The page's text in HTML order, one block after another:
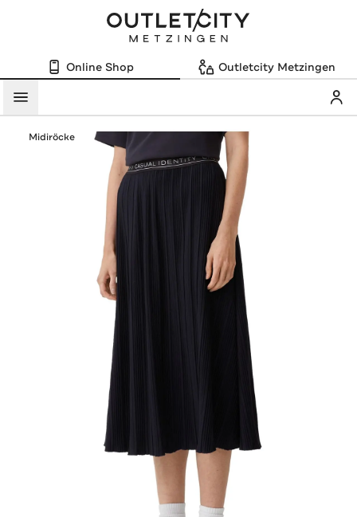
Online Shop Outletcity Metzingen
Menü
Midiröcke